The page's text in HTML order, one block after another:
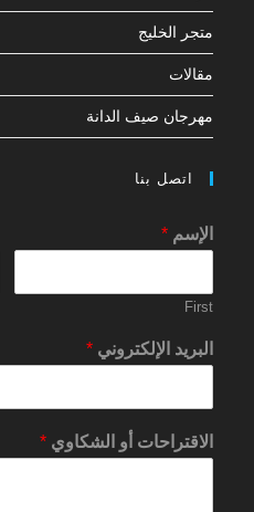
متجر الخليج
مقالات
مهرجان صيف الدانة
اتصل بنا
الإسم*
First
البريد الإلكتروني*
الاقتراحات أو الشكاوي*